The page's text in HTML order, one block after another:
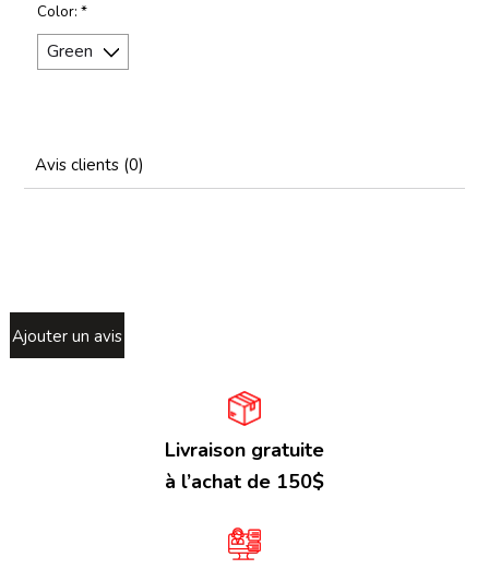
Color: *
Avis clients (0)
Ajouter un avis
Livraison gratuite
à l’achat de 150$